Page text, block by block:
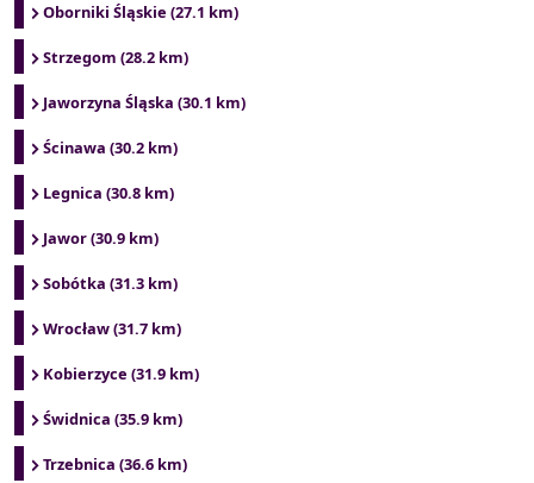
Oborniki Śląskie (27.1 km)
Strzegom (28.2 km)
Jaworzyna Śląska (30.1 km)
Ścinawa (30.2 km)
Legnica (30.8 km)
Jawor (30.9 km)
Sobótka (31.3 km)
Wrocław (31.7 km)
Kobierzyce (31.9 km)
Świdnica (35.9 km)
Trzebnica (36.6 km)